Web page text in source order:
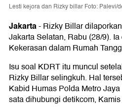
Lesti kejora dan Rizky billar Foto: Palevi/
Jakarta-Rizky Billar
Jakarta Selatan, Rabu (28/9).
Kekerasan dalam Rumah
Isu soal KDRT itu muncul
Rizky Billar selingkuh. Hal
Kabid Humas Polda Metro
sata dihubungi detikcom,